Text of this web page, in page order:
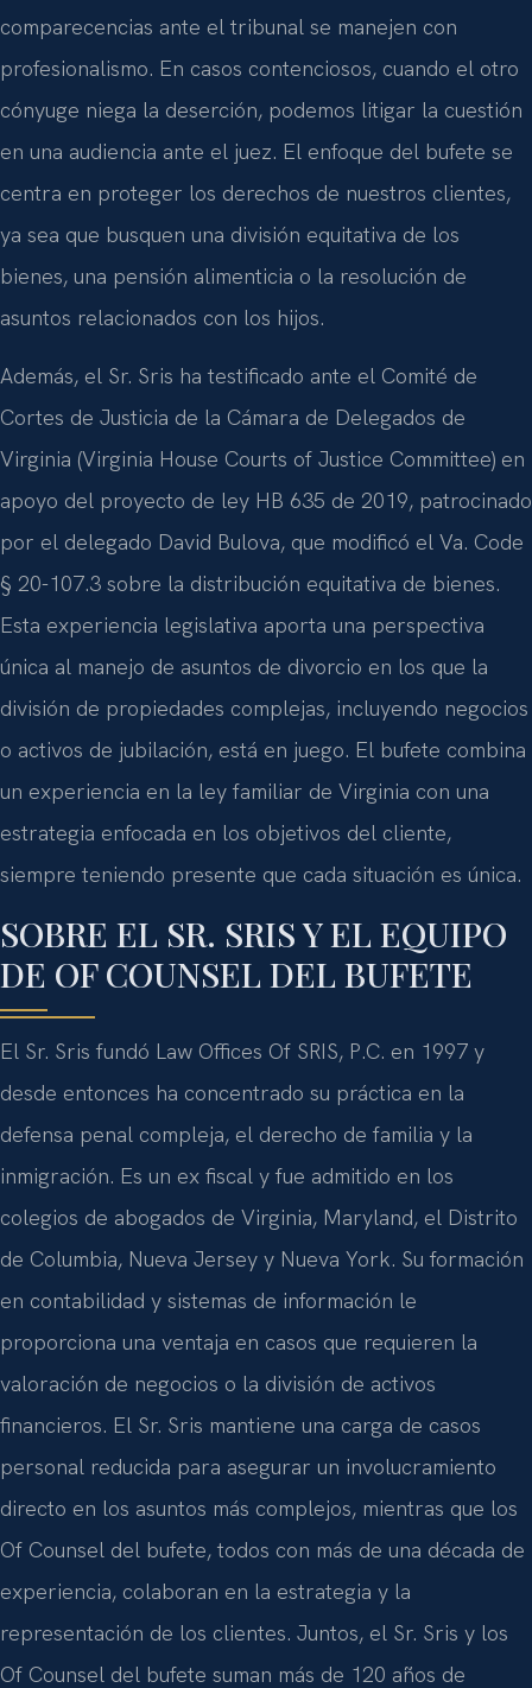
comparecencias ante el tribunal se manejen con
profesionalismo. En casos contenciosos, cuando el otro
cónyuge niega la deserción, podemos litigar la cuestión
en una audiencia ante el juez. El enfoque del bufete se
centra en proteger los derechos de nuestros clientes,
ya sea que busquen una división equitativa de los
bienes, una pensión alimenticia o la resolución de
asuntos relacionados con los hijos.
Además, el Sr. Sris ha testificado ante el Comité de
Cortes de Justicia de la Cámara de Delegados de
Virginia (Virginia House Courts of Justice Committee) en
apoyo del proyecto de ley HB 635 de 2019, patrocinado
por el delegado David Bulova, que modificó el Va. Code
§ 20-107.3 sobre la distribución equitativa de bienes.
Esta experiencia legislativa aporta una perspectiva
única al manejo de asuntos de divorcio en los que la
división de propiedades complejas, incluyendo negocios
o activos de jubilación, está en juego. El bufete combina
un experiencia en la ley familiar de Virginia con una
estrategia enfocada en los objetivos del cliente,
siempre teniendo presente que cada situación es única.
SOBRE EL SR. SRIS Y EL EQUIPO
DE OF COUNSEL DEL BUFETE
El Sr. Sris fundó Law Offices Of SRIS, P.C. en 1997 y
desde entonces ha concentrado su práctica en la
defensa penal compleja, el derecho de familia y la
inmigración. Es un ex fiscal y fue admitido en los
colegios de abogados de Virginia, Maryland, el Distrito
de Columbia, Nueva Jersey y Nueva York. Su formación
en contabilidad y sistemas de información le
proporciona una ventaja en casos que requieren la
valoración de negocios o la división de activos
financieros. El Sr. Sris mantiene una carga de casos
personal reducida para asegurar un involucramiento
directo en los asuntos más complejos, mientras que los
Of Counsel del bufete, todos con más de una década de
experiencia, colaboran en la estrategia y la
representación de los clientes. Juntos, el Sr. Sris y los
Of Counsel del bufete suman más de 120 años de